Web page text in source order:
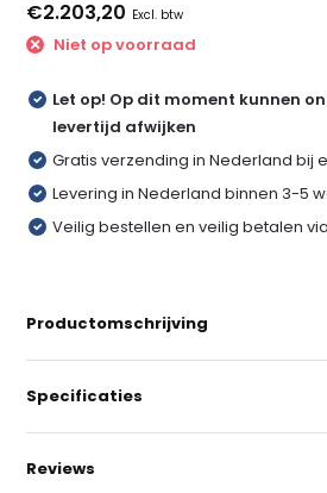
€2.203,20 Excl. btw
Niet op voorraad
Let op! Op dit moment kunnen
levertijd afwijken
Gratis verzending in Nederland bij
Levering in Nederland binnen 3-5
Veilig bestellen en veilig betalen via
Productomschrijving
Specificaties
Reviews